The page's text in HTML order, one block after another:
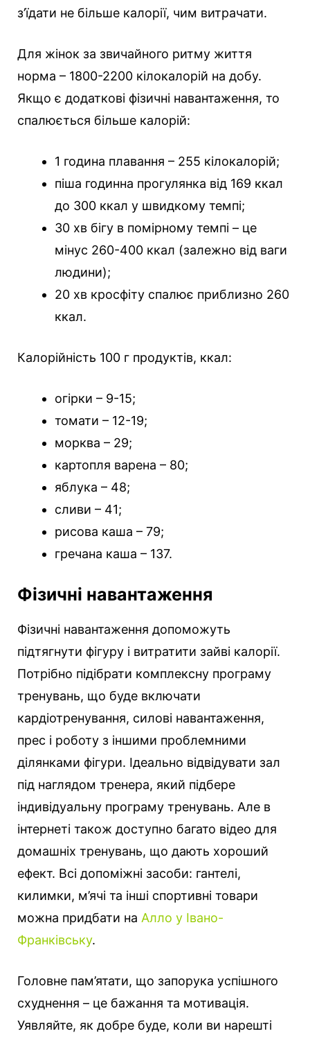
з’їдати не більше калорії, чим витрачати.
Для жінок за звичайного ритму життя
норма – 1800-2200 кілокалорій на добу.
Якщо є додаткові фізичні навантаження, то
спалюється більше калорій:
1 година плавання – 255 кілокалорій;
піша годинна прогулянка від 169 ккал
до 300 ккал у швидкому темпі;
30 хв бігу в помірному темпі – це
мінус 260-400 ккал (залежно від ваги
людини);
20 хв кросфіту спалює приблизно 260
ккал.
Калорійність 100 г продуктів, ккал:
огірки – 9-15;
томати – 12-19;
морква – 29;
картопля варена – 80;
яблука – 48;
сливи – 41;
рисова каша – 79;
гречана каша – 137.
Фізичні навантаження
Фізичні навантаження допоможуть
підтягнути фігуру і витратити зайві калорії.
Потрібно підібрати комплексну програму
тренувань, що буде включати
кардіотренування, силові навантаження,
прес і роботу з іншими проблемними
ділянками фігури. Ідеально відвідувати зал
під наглядом тренера, який підбере
індивідуальну програму тренувань. Але в
інтернеті також доступно багато відео для
домашніх тренувань, що дають хороший
ефект. Всі допоміжні засоби: гантелі,
килимки, м’ячі та інші спортивні товари
можна придбати на Алло у Івано-
Франківську.
Головне пам’ятати, що запорука успішного
схуднення – це бажання та мотивація.
Уявляйте, як добре буде, коли ви нарешті